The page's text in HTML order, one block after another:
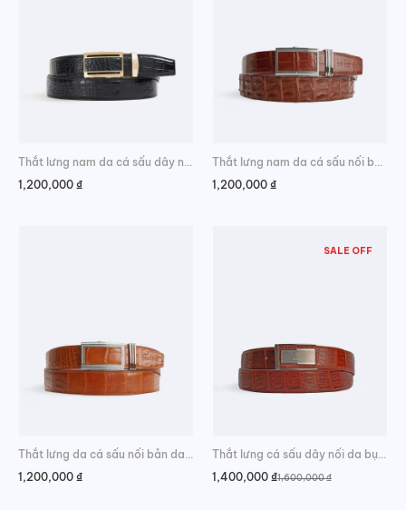
1,200,000 ₫
1,200,000 ₫
Thắt lưng da cá sấu nối bản da bụng sang trọng
1,200,000 ₫
SALE OFF
Thắt lưng cá sấu dây nối da bụng chất lượng
1,600,000₫
Giá
1,400,000 ₫
Giá